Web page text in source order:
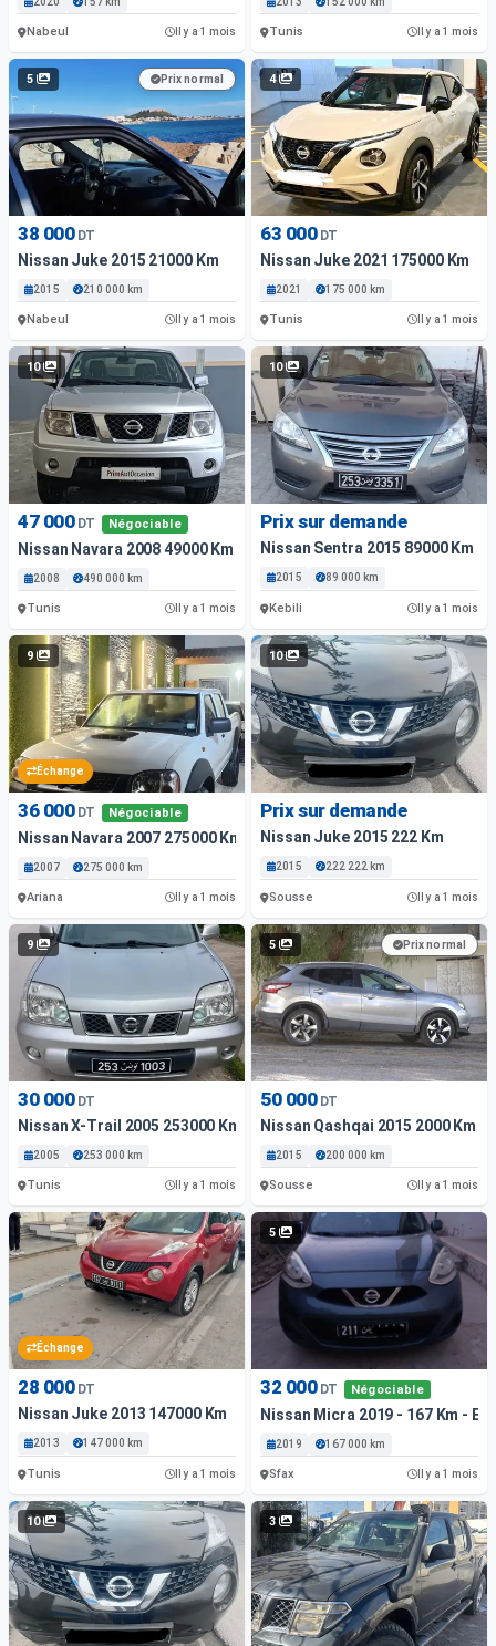
Nabeul Il y a 1 mois Tunis Il y a 1 mois
5 Prix normal
38 000 DT
Nissan Juke 2015 21000 Km
2015 210 000 km
Nabeul Il y a 1 mois
4
63 000 DT
Nissan Juke 2021 175000 Km
2021 175 000 km
Tunis Il y a 1 mois
10
47 000 DT Négociable
Nissan Navara 2008 49000 Km
2008 490 000 km
Tunis Il y a 1 mois
10
Prix sur demande
Nissan Sentra 2015 89000 Km
2015 89 000 km
Kebili Il y a 1 mois
9
Échange
36 000 DT Négociable
Nissan Navara 2007 275000 Km
2007 275 000 km
Ariana Il y a 1 mois
10
Prix sur demande
Nissan Juke 2015 222 Km
2015 222 222 km
Sousse Il y a 1 mois
9
30 000 DT
Nissan X-Trail 2005 253000 Km
2005 253 000 km
Tunis Il y a 1 mois
5 Prix normal
50 000 DT
Nissan Qashqai 2015 2000 Km
2015 200 000 km
Sousse Il y a 1 mois
Échange
28 000 DT
Nissan Juke 2013 147000 Km
2013 147 000 km
Tunis Il y a 1 mois
5
32 000 DT Négociable
Nissan Micra 2019 - 167 Km -
2019 167 000 km
Sfax Il y a 1 mois
10 3